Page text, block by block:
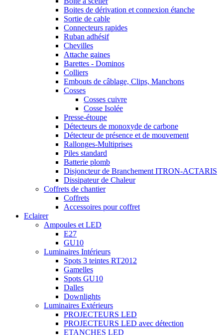
Boites de dérivation et connexion étanche
Sortie de cable
Connecteurs rapides
Ruban adhésif
Chevilles
Attache gaines
Barettes - Dominos
Colliers
Embouts de câblage, Clips, Manchons
Cosses
Cosses cuivre
Cosse Isolée
Presse-étoupe
Détecteurs de monoxyde de carbone
Détecteur de présence et de mouvement
Rallonges-Multiprises
Piles standard
Batterie plomb
Disjoncteur de Branchement ITRON-ACTARIS
Dissipateur de Chaleur
Coffrets de chantier
Coffrets
Accessoires pour coffret
Eclairer
Ampoules et LED
E27
GU10
Luminaires Intérieurs
Spots 3 teintes RT2012
Gamelles
Spots GU10
Dalles
Downlights
Luminaires Extérieurs
PROJECTEURS LED
PROJECTEURS LED avec détection
ETANCHES LED